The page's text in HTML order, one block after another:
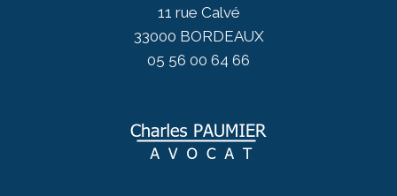
11 rue Calvé
33000 BORDEAUX
05 56 00 64 66